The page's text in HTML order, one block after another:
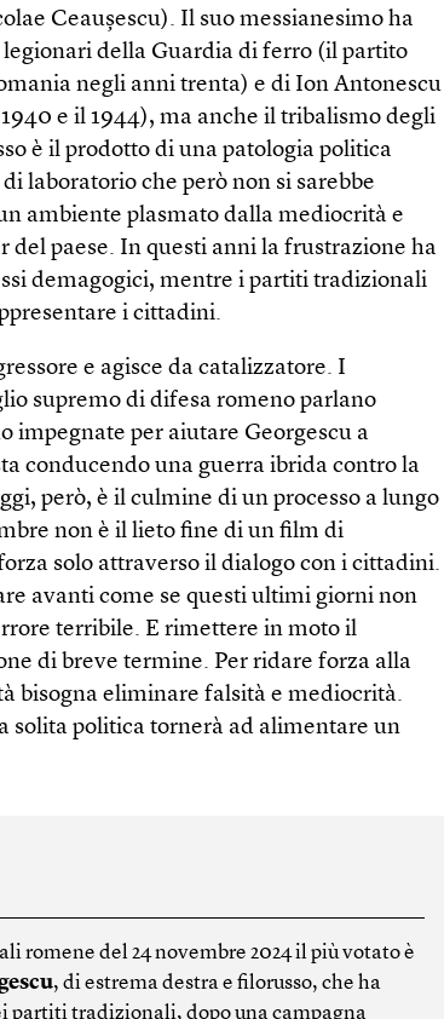
Ceaușescu). Il suo messianesimo ha
della Guardia di ferro (il partito
negli anni trenta) e di Ion Antonescu
e il 1944), ma anche il tribalismo degli
è il prodotto di una patologia politica
laboratorio che però non si sarebbe
ambiente plasmato dalla mediocrità e
del paese. In questi anni la frustrazione ha
demagogici, mentre i partiti tradizionali
i cittadini.
e agisce da catalizzatore. I
supremo di difesa romeno parlano
impegnate per aiutare Georgescu a
conducendo una guerra ibrida contro la
però, è il culmine di un processo a lungo
non è il lieto fine di un film di
solo attraverso il dialogo con i cittadini.
avanti come se questi ultimi giorni non
terribile. E rimettere in moto il
di breve termine. Per ridare forza alla
bisogna eliminare falsità e mediocrità.
solita politica tornerà ad alimentare un
romene del 24 novembre 2024 il più votato è
, di estrema destra e filorusso, che ha
partiti tradizionali, dopo una campagna